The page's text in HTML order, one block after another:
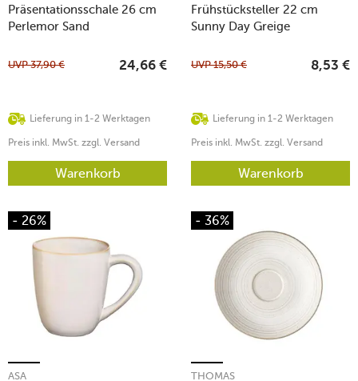
Präsentationsschale 26 cm
Perlemor Sand
Lieferung in 1-2 Werktagen
UVP37,90 € 24,66 €
Preis inkl. MwSt. zzgl. Versand
Warenkorb
Frühstücksteller 22 cm
Sunny Day Greige
Lieferung in 1-2 Werktagen
UVP15,50 € 8,53 €
Preis inkl. MwSt. zzgl. Versand
Warenkorb
- 26%
ASA
- 36%
THOMAS